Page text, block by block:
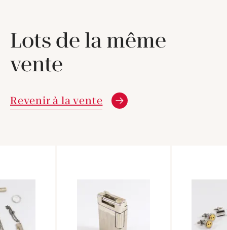
Lots de la même
vente
Revenir à la vente